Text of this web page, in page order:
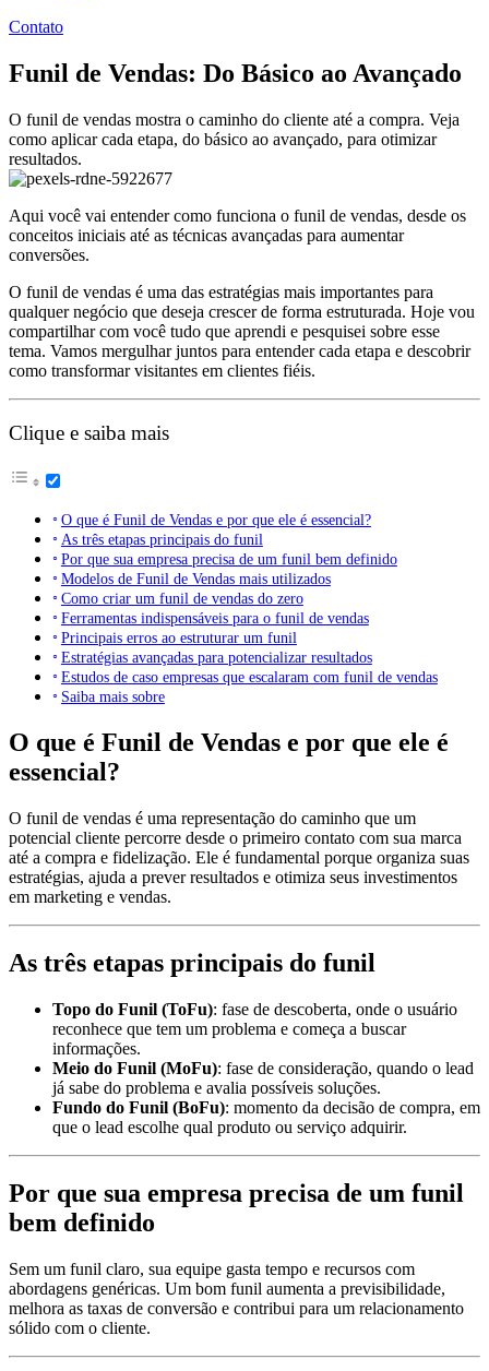
Contato
Funil de Vendas: Do Básico ao Avançado
O funil de vendas mostra o caminho do cliente até a compra. Veja
como aplicar cada etapa, do básico ao avançado, para otimizar
resultados.
Aqui você vai entender como funciona o funil de vendas, desde os
conceitos iniciais até as técnicas avançadas para aumentar
conversões.
O funil de vendas é uma das estratégias mais importantes para
qualquer negócio que deseja crescer de forma estruturada. Hoje vou
compartilhar com você tudo que aprendi e pesquisei sobre esse
tema. Vamos mergulhar juntos para entender cada etapa e descobrir
como transformar visitantes em clientes fiéis.
Clique e saiba mais
O que é Funil de Vendas e por que ele é essencial?
As três etapas principais do funil
Por que sua empresa precisa de um funil bem definido
Modelos de Funil de Vendas mais utilizados
Como criar um funil de vendas do zero
Ferramentas indispensáveis para o funil de vendas
Principais erros ao estruturar um funil
Estratégias avançadas para potencializar resultados
Estudos de caso empresas que escalaram com funil de vendas
Saiba mais sobre
O que é Funil de Vendas e por que ele é
essencial?
O funil de vendas é uma representação do caminho que um
potencial cliente percorre desde o primeiro contato com sua marca
até a compra e fidelização. Ele é fundamental porque organiza suas
estratégias, ajuda a prever resultados e otimiza seus investimentos
em marketing e vendas.
As três etapas principais do funil
Topo do Funil (ToFu): fase de descoberta, onde o usuário
reconhece que tem um problema e começa a buscar
informações.
Meio do Funil (MoFu): fase de consideração, quando o lead
já sabe do problema e avalia possíveis soluções.
Fundo do Funil (BoFu): momento da decisão de compra, em
que o lead escolhe qual produto ou serviço adquirir.
Por que sua empresa precisa de um funil
bem definido
Sem um funil claro, sua equipe gasta tempo e recursos com
abordagens genéricas. Um bom funil aumenta a previsibilidade,
melhora as taxas de conversão e contribui para um relacionamento
sólido com o cliente.